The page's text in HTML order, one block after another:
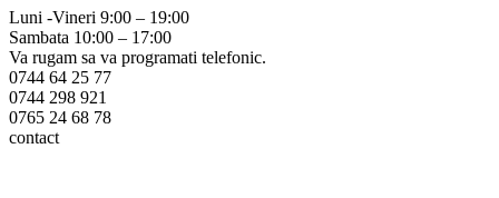
Luni -Vineri 9:00 – 19:00
Sambata 10:00 – 17:00
Va rugam sa va programati telefonic.
0744 64 25 77
0744 298 921
0765 24 68 78
contact